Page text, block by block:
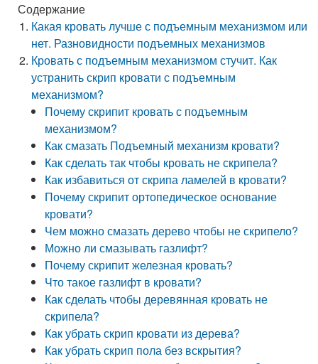
Содержание
Какая кровать лучше с подъемным механизмом или
нет. Разновидности подъемных механизмов
Кровать с подъемным механизмом стучит. Как
устранить скрип кровати с подъемным
механизмом?
Почему скрипит кровать с подъемным
механизмом?
Как смазать Подъемный механизм кровати?
Как сделать так чтобы кровать не скрипела?
Как избавиться от скрипа ламелей в кровати?
Почему скрипит ортопедическое основание
кровати?
Чем можно смазать дерево чтобы не скрипело?
Можно ли смазывать газлифт?
Почему скрипит железная кровать?
Что такое газлифт в кровати?
Как сделать чтобы деревянная кровать не
скрипела?
Как убрать скрип кровати из дерева?
Как убрать скрип пола без вскрытия?